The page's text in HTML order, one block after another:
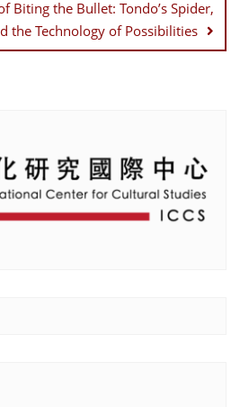
Biting the Bullet: Tondo’s Spider,
the Technology of Possibilities